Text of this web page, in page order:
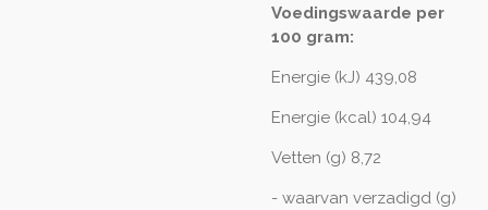
Voedingswaarde per
100 gram:
Energie (kJ) 439,08
Energie (kcal) 104,94
Vetten (g) 8,72
- waarvan verzadigd (g)